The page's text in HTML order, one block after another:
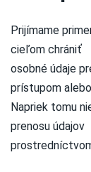
Prijímame
cieľom chrániť
osobné údaje
prístupom
Napriek tomu
prenosu údajov